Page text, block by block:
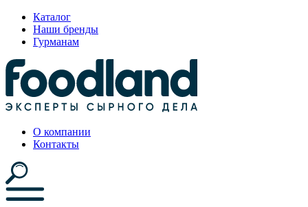
Каталог
Наши бренды
Гурманам
О компании
Контакты